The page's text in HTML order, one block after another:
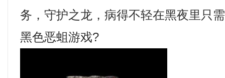
务，守护之龙，病得不轻在黑夜里只
黑色恶蛆游戏?